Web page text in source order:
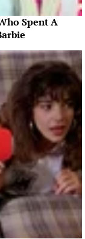
Spent A